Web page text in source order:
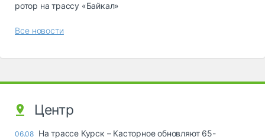
ротор на трассу «Байкал»
Все новости
Центр
06.08 На трассе Курск – Касторное обновляют 65-